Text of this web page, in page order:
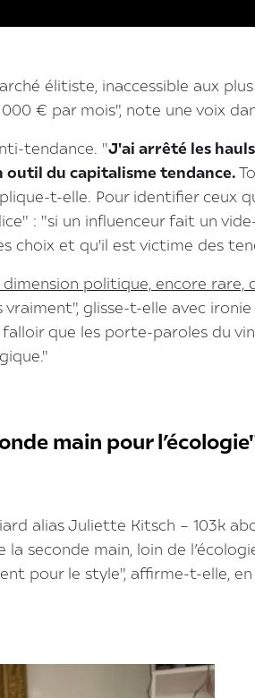
élitiste, inaccessible aux
€ par mois", note une voix
tendance. "J'ai arrêté les
du capitalisme tendance.
t-elle. Pour identifier ceux
: "si un influenceur fait un
choix et qu'il est victime des
dimension politique, encore rare,
glisse-t-elle avec
que les porte-paroles du
main pour
alias Juliette Kitsch – 103k
seconde main, loin de
pour le style", affirme-t-elle,